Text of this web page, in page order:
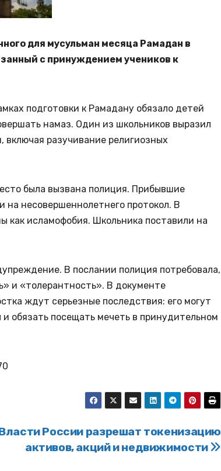
для мусульман месяца Рамадан в
с принуждением учеников к
подготовки к Рамадану обязало детей
намаз. Один из школьников выразил
включая разучивание религиозных
была вызвана полиция. Прибывшие
на несовершеннолетнего протокол. В
как исламофобия. Школьника поставили на
В послании полиция потребовала,
и «толерантность». В документе
ждут серьезные последствия: его могут
обязать посещать мечеть в принудительном
России разрешат токенизацию
активов, акций и недвижимости